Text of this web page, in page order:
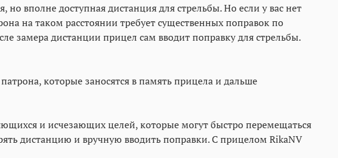
вполне доступная дистанция для стрельбы. Но если у вас нет
на таком расстоянии требует существенных поправок по
замера дистанции прицел сам вводит поправку для стрельбы.
которые заносятся в память прицела и дальше
и исчезающих целей, которые могут быстро перемещаться
дистанцию и вручную вводить поправки. С прицелом RikaNV